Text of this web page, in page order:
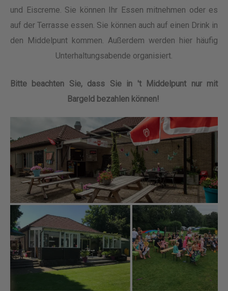
und Eiscreme. Sie können Ihr Essen mitnehmen oder es
auf der Terrasse essen. Sie können auch auf einen Drink in
den Middelpunt kommen. Außerdem werden hier häufig
Unterhaltungsabende organisiert.
Bitte beachten Sie, dass Sie in 't Middelpunt nur mit
Bargeld bezahlen können!